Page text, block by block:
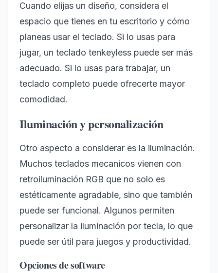
Cuando elijas un diseño, considera el
espacio que tienes en tu escritorio y cómo
planeas usar el teclado. Si lo usas para
jugar, un teclado tenkeyless puede ser más
adecuado. Si lo usas para trabajar, un
teclado completo puede ofrecerte mayor
comodidad.
Iluminación y personalización
Otro aspecto a considerar es la iluminación.
Muchos teclados mecanicos vienen con
retroiluminación RGB que no solo es
estéticamente agradable, sino que también
puede ser funcional. Algunos permiten
personalizar la iluminación por tecla, lo que
puede ser útil para juegos y productividad.
Opciones de software